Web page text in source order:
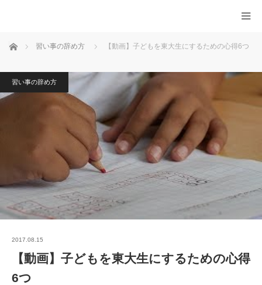
ホーム 習い事の辞め方 【動画】子どもを東大生にするための心得6つ
習い事の辞め方
2017.08.15
【動画】子どもを東大生にするための心得
6つ